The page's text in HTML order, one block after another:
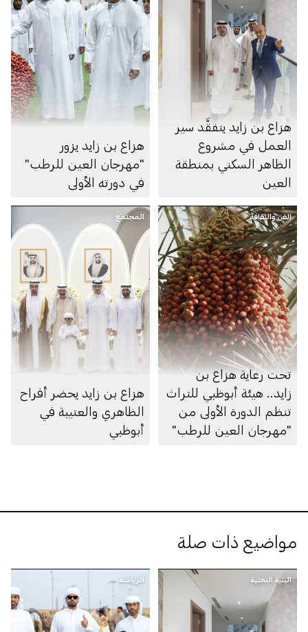
هزاع بن زايد يتفقَّد سير
العمل في مشروع
الظاهر السكني بمنطقة
العين
هزاع بن زايد يزور
"مهرجان العين للرطب"
في دورته الأولى
الفن والثقافة
تحت رعاية هزاع بن
زايد.. هيئة أبوظبي للتراث
تنظم الدورة الأولى من
"مهرجان العين للرطب"
المجتمع
هزاع بن زايد يحضر أفراح
الظاهري والعتيبة في
أبوظبي
مواضيع ذات صلة
البنية التحتية الرياضة